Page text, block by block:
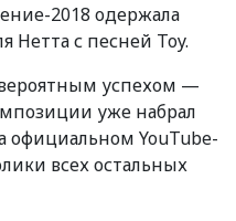
2018 одержала
Нетта с песней Toy.
успехом —
уже набрал
официальном YouTube-
всех остальных